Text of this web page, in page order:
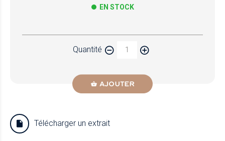
EN STOCK
Quantité
AJOUTER
Télécharger un extrait